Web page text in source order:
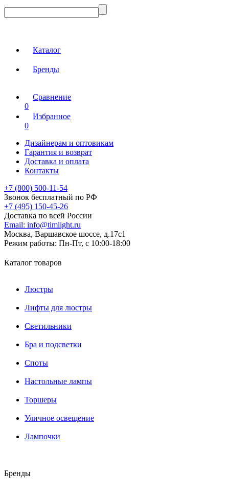
Каталог
Бренды
Сравнение
0
Избранное
0
Дизайнерам и оптовикам
Гарантия и возврат
Доставка и оплата
Контакты
+7 (800) 500-11-54
Звонок бесплатный по РФ
+7 (495) 150-45-26
Доставка по всей России
Email: info@timlight.ru
Москва, Варшавское шоссе, д.17c1
Режим работы: Пн-Пт, с 10:00-18:00
Каталог товаров
Люстры
Лифты для люстры
Светильники
Бра и подсветки
Споты
Настольные лампы
Торшеры
Уличное освещение
Лампочки
Бренды